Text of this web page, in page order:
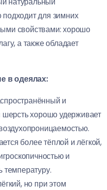
подходит для зимних
свойствами: хорошо
а также обладает
в одеялах:
и
хорошо удерживает
более тёплой и лёгкой,
и
температуру.
но при этом